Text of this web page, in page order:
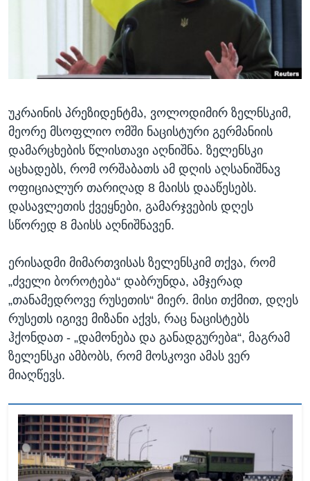
ᲡᲢᲣᲓᲘᲐ ᲕᲐᲨᲘᲜᲒᲢᲝᲜᲘ
ᲛᲔᲪᲜᲘᲔᲠᲔᲑᲐ
ᲙᲣᲚᲢᲣᲠᲐ
ᲒᲐᲚᲘᲚᲔᲝ
ᲓᲔᲖᲘᲜᲤᲝᲠᲛᲐᲪᲘᲐ
Learning English
ᲗᲕᲐᲚᲘ ᲒᲕᲐᲓᲔᲕᲜᲔᲗ
ენები
უკრაინის პრეზიდენტმა, ვოლოდიმირ ზელნსკიმ,
მეორე მსოფლიო ომში ნაცისტური გერმანიის
დამარცხების წლისთავი აღნიშნა. ზელენსკი
აცხადებს, რომ ორშაბათს ამ დღის აღსანიშნავ
ოფიციალურ თარიღად 8 მაისს დააწესებს.
დასავლეთის ქვეყნები, გამარჯვების დღეს
სწორედ 8 მაისს აღნიშნავენ.
ერისადმი მიმართვისას ზელენსკიმ თქვა, რომ
„ძველი ბოროტება“ დაბრუნდა, ამჯერად
„თანამედროვე რუსეთის“ მიერ. მისი თქმით, დღეს
რუსეთს იგივე მიზანი აქვს, რაც ნაცისტებს
ჰქონდათ - „დამონება და განადგურებa“, მაგრამ
ზელენსკი ამბობს, რომ მოსკოვი ამას ვერ
მიაღწევს.